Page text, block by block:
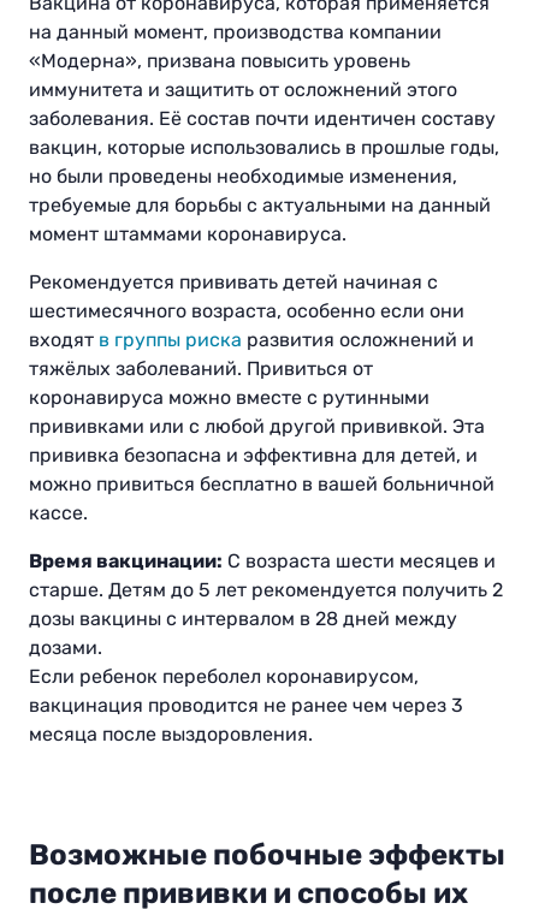
на данный момент, производства компании
«Модерна», призвана повысить уровень
иммунитета и защитить от осложнений этого
заболевания. Её состав почти идентичен составу
вакцин, которые использовались в прошлые годы,
но были проведены необходимые изменения,
требуемые для борьбы с актуальными на данный
момент штаммами коронавируса.
Рекомендуется прививать детей начиная с
шестимесячного возраста, особенно если они
входят в группы риска развития осложнений и
тяжёлых заболеваний. Привиться от
коронавируса можно вместе с рутинными
прививками или с любой другой прививкой. Эта
прививка безопасна и эффективна для детей, и
можно привиться бесплатно в вашей больничной
кассе.
Время вакцинации: С возраста шести месяцев и
старше. Детям до 5 лет рекомендуется получить 2
дозы вакцины с интервалом в 28 дней между
дозами.
Если ребенок переболел коронавирусом,
вакцинация проводится не ранее чем через 3
месяца после выздоровления.
Возможные побочные эффекты
после прививки и способы их